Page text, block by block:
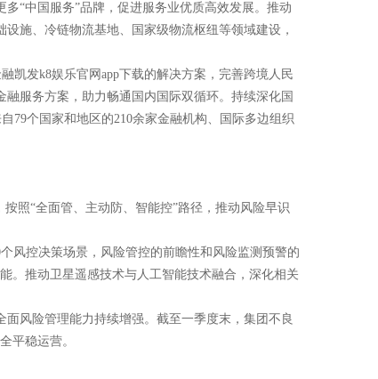
“中国服务”品牌，促进服务业优质高效发展。推动
施、冷链物流基地、国家级物流枢纽等领域建设，
凯发k8娱乐官网app下载的解决方案，完善跨境人民
服务方案，助力畅通国内国际双循环。持续深化国
79个国家和地区的210余家金融机构、国际多边组织
照“全面管、主动防、智能控”路径，推动风险早识
风控决策场景，风险管控的前瞻性和风险监测预警的
。推动卫星遥感技术与人工智能技术融合，深化相关
风险管理能力持续增强。截至一季度末，集团不良
平稳运营。